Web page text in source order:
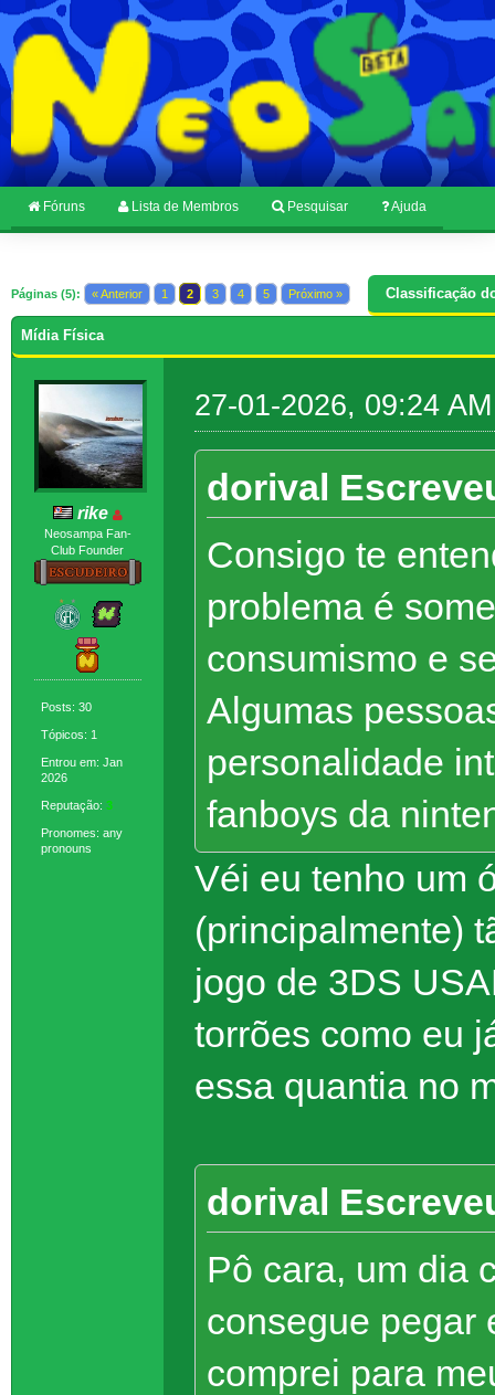
Fóruns Lista de Membros Pesquisar Ajuda
Páginas (5): « Anterior 1 2 3 4 5 Próximo » Classificação
Mídia Física
rike
Neosampa Fan-
Club Founder
Posts: 30
Tópicos: 1
Entrou em: Jan
2026
Reputação: 3
Pronomes: any
pronouns
27-01-2026, 09:24 AM
dorival
Consigo te
problema é
consumismo e
Algumas
personalidade
fanboys da
Véi eu tenho um
(principalmente)
jogo de 3DS
torrões como eu
essa quantia no
dorival
Pô cara, um dia
consegue pegar
comprei para